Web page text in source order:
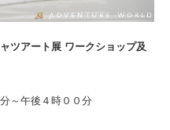
ツアート展 ワークショップ及
～午後４時００分